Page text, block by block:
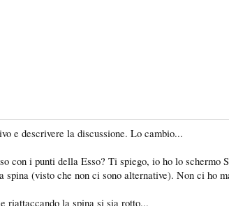
e descrivere la discussione. Lo cambio...
con i punti della Esso? Ti spiego, io ho lo
(visto che non ci sono alternative). Non ci ho
riattaccando la spina si sia rotto...